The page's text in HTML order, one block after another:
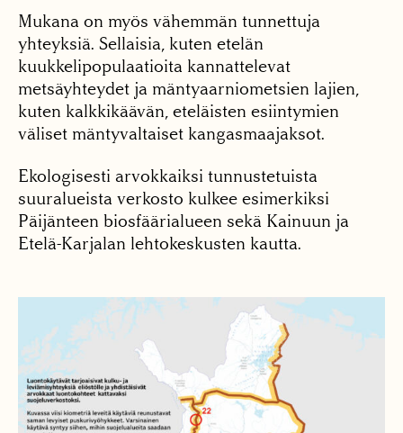
Mukana on myös vähemmän tunnettuja
yhteyksiä. Sellaisia, kuten etelän
kuukkelipopulaatioita kannattelevat
metsäyhtey­det ja mäntyaarniometsien lajien,
kuten kalkkikäävän, eteläisten esiintymien
väliset mäntyvaltaiset kangasmaajaksot.
Ekologisesti arvokkaiksi tunnustetuista
suuralueista verkosto kulkee esimerkiksi
Päijänteen biosfäärialueen sekä Kainuun ja
Etelä-Karjalan lehtokeskusten kautta.